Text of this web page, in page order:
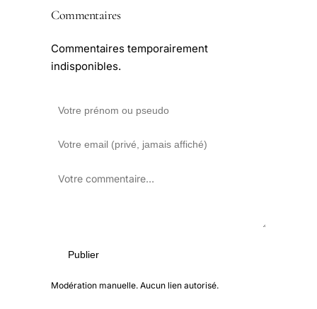
Commentaires
Commentaires temporairement
indisponibles.
Publier
Modération manuelle. Aucun lien autorisé.